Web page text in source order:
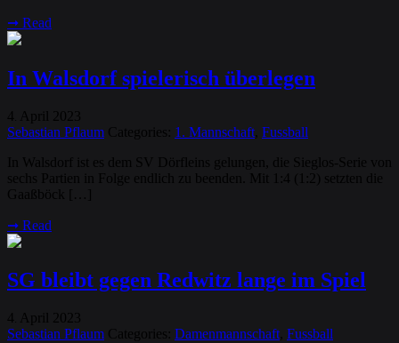
➞ Read
In Walsdorf spielerisch überlegen
4 April
2023
Sebastian Pflaum Categories: 1. Mannschaft Fussball
In Walsdorf ist es dem SV Dörfleins gelungen, die Sieglos-Serie von
sechs Partien in Folge endlich zu beenden. Mit 1:4 (1:2) setzten die
Gaaßböck […]
➞ Read
SG bleibt gegen Redwitz lange im Spiel
4 April
2023
Sebastian Pflaum Categories: Damenmannschaft Fussball